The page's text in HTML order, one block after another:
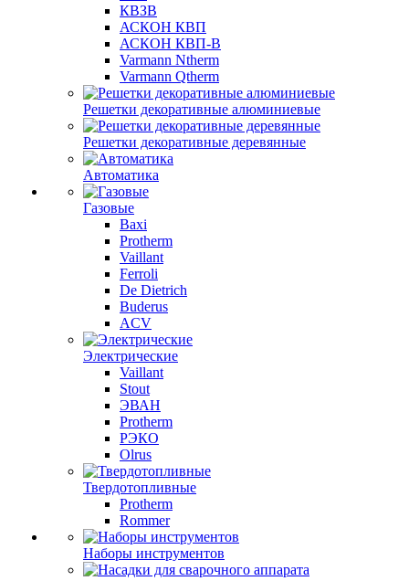
КВЗВ
АСКОН КВП
АСКОН КВП-В
Varmann Ntherm
Varmann Qtherm
Решетки декоративные алюминиевые
Решетки декоративные деревянные
Автоматика
Газовые
Baxi
Protherm
Vaillant
Ferroli
De Dietrich
Buderus
ACV
Электрические
Vaillant
Stout
ЭВАН
Protherm
РЭКО
Olrus
Твердотопливные
Protherm
Rommer
Наборы инструментов